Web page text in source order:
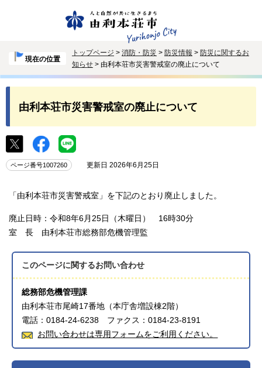
現在の位置
トップページ > 消防・防災 > 防災情報 > 防災に関するお
知らせ > 由利本荘市災害警戒室の廃止について
由利本荘市災害警戒室の廃止について
ページ番号1007260 更新日 2026年6月25日
「由利本荘市災害警戒室」を下記のとおり廃止しました。
廃止日時：令和8年6月25日（木曜日） 16時30分
室 長 由利本荘市総務部危機管理監
このページに関するお問い合わせ
総務部危機管理課
由利本荘市尾崎17番地（本庁舎増設棟2階）
電話：0184-24-6238 ファクス：0184-23-8191
お問い合わせは専用フォームをご利用ください。